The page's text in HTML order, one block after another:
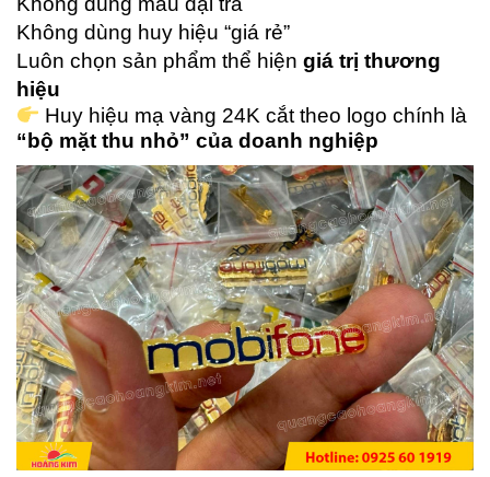
Không dùng huy hiệu “giá rẻ”
Luôn chọn sản phẩm thể hiện giá trị thương
hiệu
Huy hiệu mạ vàng 24K cắt theo logo chính là
“bộ mặt thu nhỏ” của doanh nghiệp